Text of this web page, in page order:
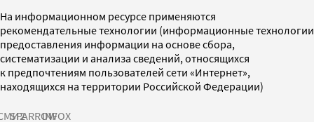
На информационном ресурсе применяются
рекомендательные технологии (информационные технологии
предоставления информации на основе сбора,
систематизации и анализа сведений, относящихся
к предпочтениям пользователей сети «Интернет»,
находящихся на территории Российской Федерации)
SPARROWINFOX